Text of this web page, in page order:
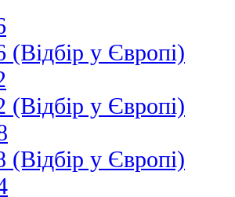
у Європі)
у Європі)
у Європі)